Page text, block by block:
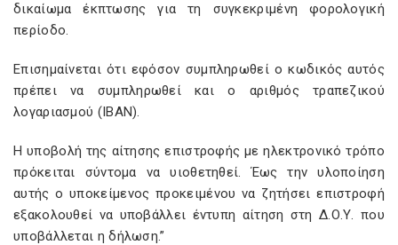
δικαίωμα έκπτωσης για τη συγκεκριμένη φορολογική
περίοδο.
Επισημαίνεται ότι εφόσον συμπληρωθεί ο κωδικός αυτός
πρέπει να συμπληρωθεί και ο αριθμός τραπεζικού
λογαριασμού (ΙΒΑΝ).
Η υποβολή της αίτησης επιστροφής με ηλεκτρονικό τρόπο
πρόκειται σύντομα να υιοθετηθεί. Έως την υλοποίηση
αυτής ο υποκείμενος προκειμένου να ζητήσει επιστροφή
εξακολουθεί να υποβάλλει έντυπη αίτηση στη Δ.Ο.Υ. που
υποβάλλεται η δήλωση.”